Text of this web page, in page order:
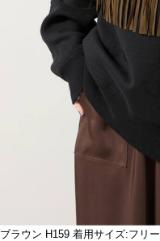
ブラウン H159 着用サイズ:フリー